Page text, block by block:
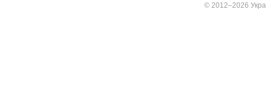
© 2012–2026